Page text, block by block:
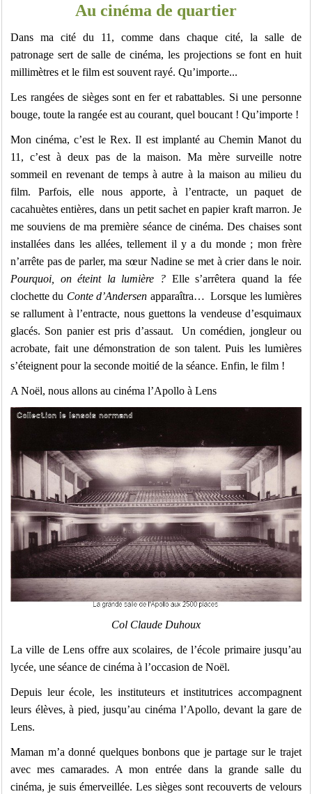
Au cinéma de quartier
Dans ma cité du 11, comme dans chaque cité, la salle de
patronage sert de salle de cinéma, les projections se font en huit
millimètres et le film est souvent rayé. Qu’importe...
Les rangées de sièges sont en fer et rabattables. Si une personne
bouge, toute la rangée est au courant, quel boucant ! Qu’importe !
Mon cinéma, c’est le Rex. Il est implanté au Chemin Manot du
11, c’est à deux pas de la maison. Ma mère surveille notre
sommeil en revenant de temps à autre à la maison au milieu du
film. Parfois, elle nous apporte, à l’entracte, un paquet de
cacahuètes entières, dans un petit sachet en papier kraft marron. Je
me souviens de ma première séance de cinéma. Des chaises sont
installées dans les allées, tellement il y a du monde ; mon frère
n’arrête pas de parler, ma sœur Nadine se met à crier dans le noir.
Pourquoi, on éteint la lumière ? Elle s’arrêtera quand la fée
clochette du Conte d’Andersen apparaîtra… Lorsque les lumières
se rallument à l’entracte, nous guettons la vendeuse d’esquimaux
glacés. Son panier est pris d’assaut. Un comédien, jongleur ou
acrobate, fait une démonstration de son talent. Puis les lumières
s’éteignent pour la seconde moitié de la séance. Enfin, le film !
A Noël, nous allons au cinéma l’Apollo à Lens
Col Claude Duhoux
La ville de Lens offre aux scolaires, de l’école primaire jusqu’au
lycée, une séance de cinéma à l’occasion de Noël.
Depuis leur école, les instituteurs et institutrices accompagnent
leurs élèves, à pied, jusqu’au cinéma l’Apollo, devant la gare de
Lens.
Maman m’a donné quelques bonbons que je partage sur le trajet
avec mes camarades. A mon entrée dans la grande salle du
cinéma, je suis émerveillée. Les sièges sont recouverts de velours